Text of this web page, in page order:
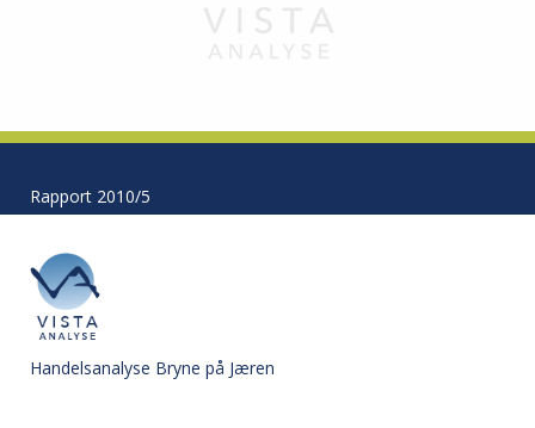
Rapport 2010/5
Handelsanalyse Bryne på Jæren